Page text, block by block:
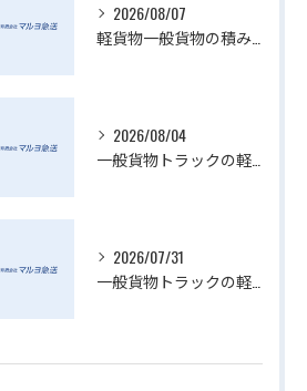
2026/08/07
2026/08/04
2026/07/31